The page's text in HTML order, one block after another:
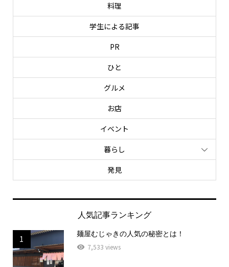
料理
学生による記事
PR
ひと
グルメ
お店
イベント
暮らし
発見
人気記事ランキング
1
麺屋むじゃきの人気の秘密とは！
7,533 views